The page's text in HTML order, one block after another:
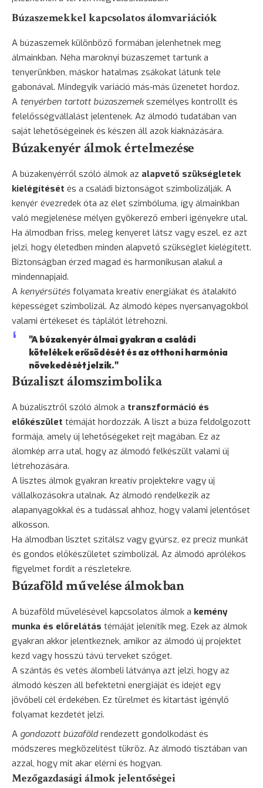
Búzaszemekkel kapcsolatos álomvariációk
A búzaszemek különböző formában jelenhetnek meg
álmainkban. Néha maroknyi búzaszemet tartunk a
tenyerünkben, máskor hatalmas zsákokat látunk tele
gabonával. Mindegyik variáció más-más üzenetet hordoz.
A tenyérben tartott búzaszemek személyes kontrollt és
felelősségvállalást jelentenek. Az álmodó tudatában van
saját lehetőségeinek és készen áll azok kiaknázására.
Búzakenyér álmok értelmezése
A búzakenyérről szóló álmok az alapvető szükségletek
kielégítését és a családi biztonságot szimbolizálják. A
kenyér évezredek óta az élet szimbóluma, így álmainkban
való megjelenése mélyen gyökerező emberi igényekre utal.
Ha álmodban friss, meleg kenyeret látsz vagy eszel, ez azt
jelzi, hogy életedben minden alapvető szükséglet kielégített.
Biztonságban érzed magad és harmonikusan alakul a
mindennapjaid.
A kenyérsütés folyamata kreatív energiákat és átalakító
képességet szimbolizál. Az álmodó képes nyersanyagokból
valami értékeset és táplálót létrehozni.
"A búzakenyér álmai gyakran a családi
kötelékek erősödését és az otthoni harmónia
növekedését jelzik."
Búzaliszt álomszimbolika
A búzalisztről szóló álmok a transzformáció és
előkészület témáját hordozzák. A liszt a búza feldolgozott
formája, amely új lehetőségeket rejt magában. Ez az
álomkép arra utal, hogy az álmodó felkészült valami új
létrehozására.
A lisztes álmok gyakran kreatív projektekre vagy új
vállalkozásokra utalnak. Az álmodó rendelkezik az
alapanyagokkal és a tudással ahhoz, hogy valami jelentőset
alkosson.
Ha álmodban lisztet szitálsz vagy gyúrsz, ez precíz munkát
és gondos előkészületet szimbolizál. Az álmodó aprólékos
figyelmet fordít a részletekre.
Búzaföld művelése álmokban
A búzaföld művelésével kapcsolatos álmok a kemény
munka és előrelátás témáját jelenítik meg. Ezek az álmok
gyakran akkor jelentkeznek, amikor az álmodó új projektet
kezd vagy hosszú távú terveket szőget.
A szántás és vetés álombeli látványa azt jelzi, hogy az
álmodó készen áll befektetni energiáját és idejét egy
jövőbeli cél érdekében. Ez türelmet és kitartást igénylő
folyamat kezdetét jelzi.
A gondozott búzaföldrendezett gondolkodást és
módszeres megközelítést tükröz. Az álmodó tisztában van
azzal, hogy mit akar elérni és hogyan.
Mezőgazdasági álmok jelentőségei